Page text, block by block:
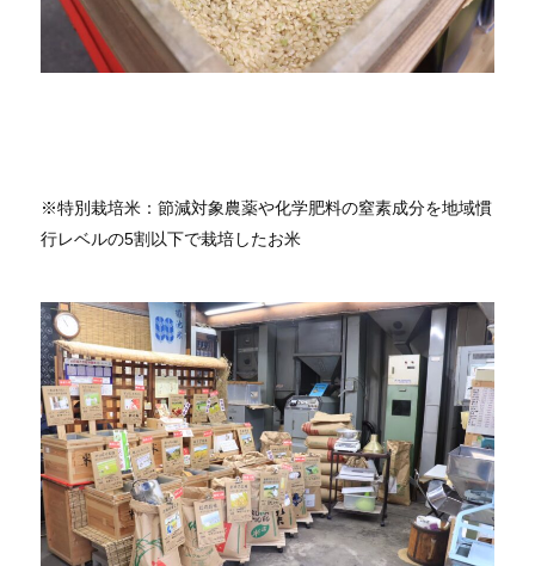
※特別栽培米：節減対象農薬や化学肥料の窒素成分を地域慣
行レベルの5割以下で栽培したお米